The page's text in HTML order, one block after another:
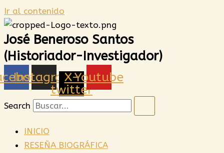
Ir al contenido
José Beneroso Santos
(Historiador-Investigador)
Instagram
X-
twitter
Youtube
Search
INICIO
RESEÑA BIOGRÁFICA